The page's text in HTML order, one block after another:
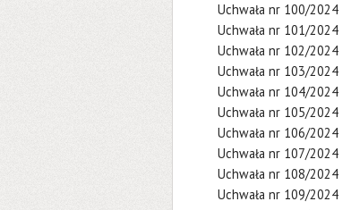
Uchwała nr 100/2024
Uchwała nr 101/2024
Uchwała nr 102/2024
Uchwała nr 103/2024
Uchwała nr 104/2024
Uchwała nr 105/2024
Uchwała nr 106/2024
Uchwała nr 107/2024
Uchwała nr 108/2024
Uchwała nr 109/2024